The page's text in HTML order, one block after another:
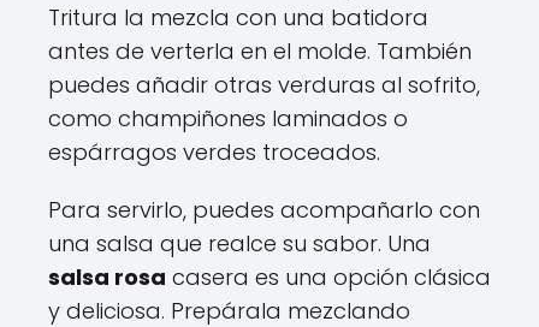
Tritura la mezcla con una batidora
antes de verterla en el molde. También
puedes añadir otras verduras al sofrito,
como champiñones laminados o
espárragos verdes troceados.
Para servirlo, puedes acompañarlo con
una salsa que realce su sabor. Una
salsa rosa casera es una opción clásica
y deliciosa. Prepárala mezclando